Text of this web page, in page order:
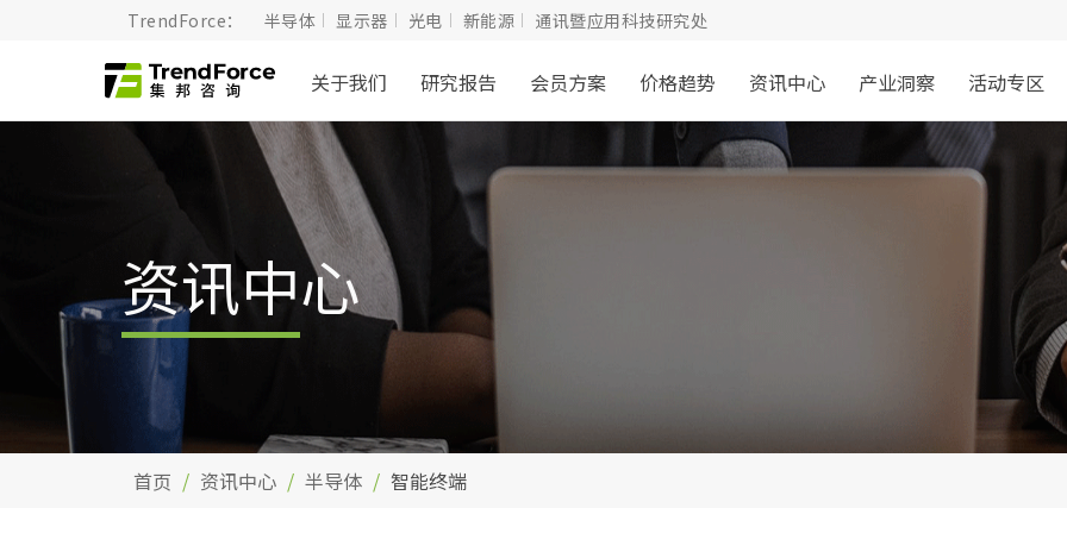
TrendForce： 半导体 显示器 光电 新能源 通讯暨应用科技研究处
关于我们 研究报告 会员方案 价格趋势 资讯中心 产业洞察 活动专区
资讯中心
首页 资讯中心 半导体 智能终端